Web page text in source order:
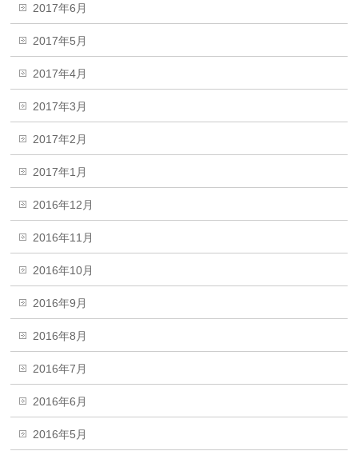
2017年6月
2017年5月
2017年4月
2017年3月
2017年2月
2017年1月
2016年12月
2016年11月
2016年10月
2016年9月
2016年8月
2016年7月
2016年6月
2016年5月